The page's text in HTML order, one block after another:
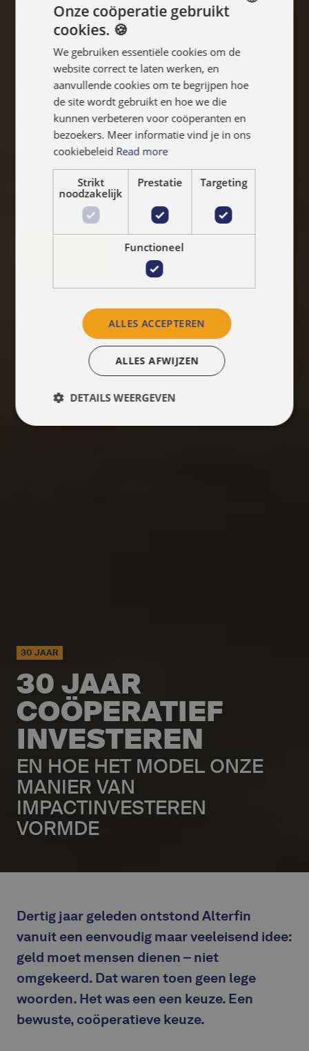
30 JAAR
30 JAAR
COÖPERATIEF
INVESTEREN
EN HOE HET MODEL ONZE
MANIER VAN
IMPACTINVESTEREN
VORMDE
Dertig jaar geleden ontstond Alterfin
vanuit een eenvoudig maar veeleisend idee:
geld moet mensen dienen – niet
omgekeerd. Dat waren toen geen lege
woorden. Het was een een keuze. Een
bewuste, coöperatieve keuze.
FRANÇAIS
Onze coöperatie gebruikt
cookies. 🍪
We gebruiken essentiële cookies om de
website correct te laten werken, en
aanvullende cookies om te begrijpen hoe
de site wordt gebruikt en hoe we die
kunnen verbeteren voor coöperanten en
bezoekers. Meer informatie vind je in ons
cookiebeleid Read more
Strikt
noodzakelijk
Prestatie Targeting
Functioneel
ALLES ACCEPTEREN
ALLES AFWIJZEN
DETAILS WEERGEVEN